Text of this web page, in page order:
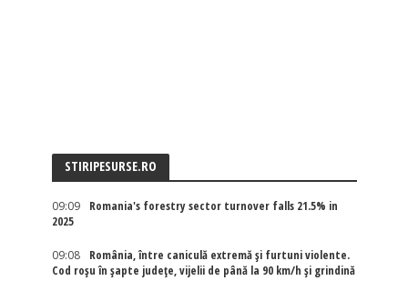
STIRIPESURSE.RO
09:09
Romania's forestry sector turnover falls 21.5% in
2025
09:08
România, între caniculă extremă și furtuni violente.
Cod roșu în șapte județe, vijelii de până la 90 km/h și grindină